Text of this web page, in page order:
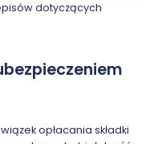
dotyczących
opłacania składki